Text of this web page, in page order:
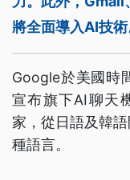
將全面導入AI技術
Google於美國時
宣布旗下AI聊天
家，從日語及韓
種語言。